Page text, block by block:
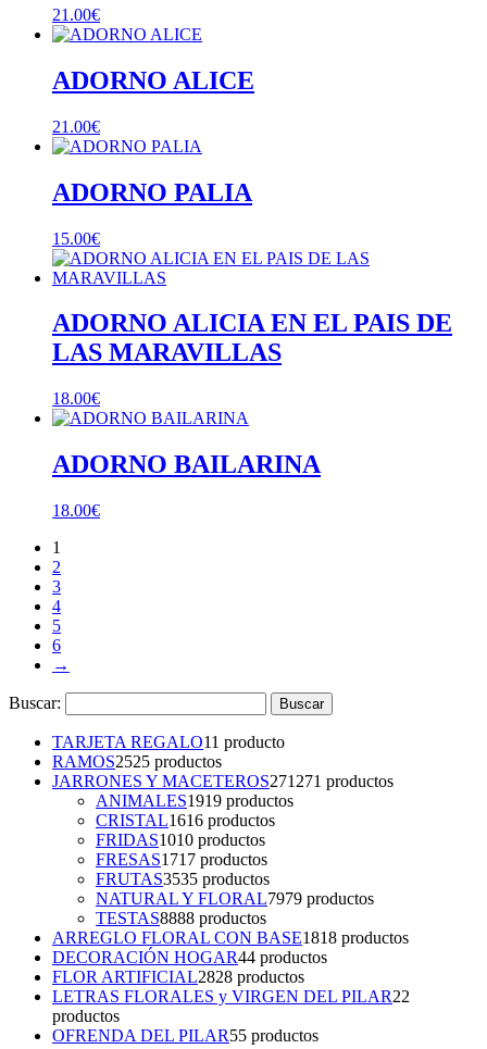
21.00€
ADORNO ALICE
21.00€
ADORNO PALIA
15.00€
ADORNO ALICIA EN EL PAIS DE
LAS MARAVILLAS
18.00€
ADORNO BAILARINA
18.00€
1
2
3
4
5
6
→
Buscar:
TARJETA REGALO11 producto
RAMOS2525 productos
JARRONES Y MACETEROS271 271 productos
ANIMALES1919 productos
CRISTAL1616 productos
FRIDAS1010 productos
FRESAS1717 productos
FRUTAS3535 productos
NATURAL Y FLORAL7979 productos
TESTAS8888 productos
ARREGLO FLORAL CON BASE1818 productos
DECORACIÓN HOGAR44 productos
FLOR ARTIFICIAL2828 productos
LETRAS FLORALES y VIRGEN DEL PILAR22
productos
OFRENDA DEL PILAR55 productos